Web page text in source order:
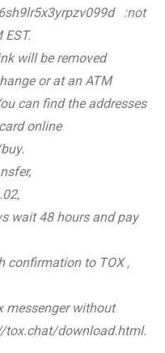
:not
will be removed
or at an ATM
can find the addresses
online
wait 48 hours and pay
confirmation to TOX ,
messenger without
tox.chat/download.html.